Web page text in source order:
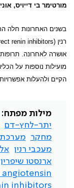
מורטימר בי דייויס,
בשנים האחרונות חלה
רנין (renin inhibitors
אושרה לאחרונה.
מועילות נוספות על
הקיים ולהעלות
מילות מפתח:
יתר-לחץ-דם
מחקר
מערכת
מעכבי רנין
ארנסטו שיפרין
angiotensin
inhibitors